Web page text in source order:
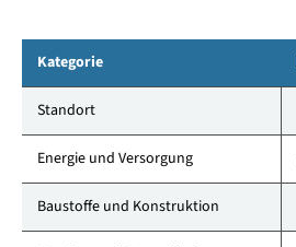
Kategorie
Standort
Energie und Versorgung
Baustoffe und Konstruktion